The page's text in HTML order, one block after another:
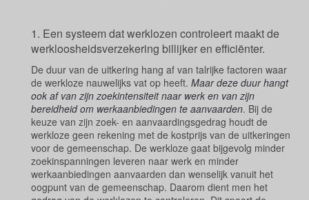
1. Een systeem dat werklozen controleert maakt de
werkloosheidsverzekering billijker en efficiënter.
De duur van de uitkering hang af van talrijke factoren waar
de werkloze nauwelijks vat op heeft. Maar deze duur hangt
ook af van zijn zoekintensiteit naar werk en van zijn
bereidheid om werkaanbiedingen te aanvaarden. Bij de
keuze van zijn zoek- en aanvaardingsgedrag houdt de
werkloze geen rekening met de kostprijs van de uitkeringen
voor de gemeenschap. De werkloze gaat bijgevolg minder
zoekinspanningen leveren naar werk en minder
werkaanbiedingen aanvaarden dan wenselijk vanuit het
oogpunt van de gemeenschap. Daarom dient men het